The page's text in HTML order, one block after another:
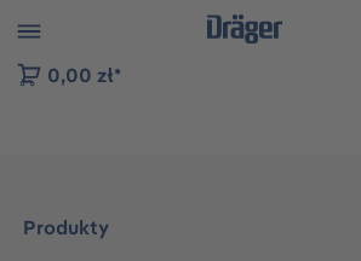
do nawigacji na platformie B2B
0,00 zł*
Produkty